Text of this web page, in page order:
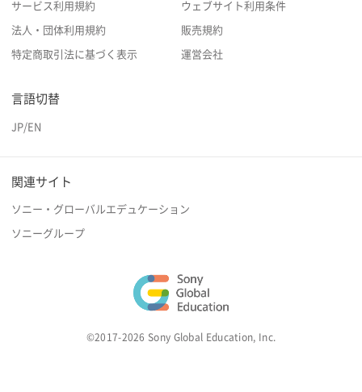
サービス利用規約 ウェブサイト利用条件
法人・団体利用規約 販売規約
特定商取引法に基づく表示 運営会社
言語切替
JP/EN
関連サイト
ソニー・グローバルエデュケーション
ソニーグループ
©2017-2026 Sony Global Education, Inc.